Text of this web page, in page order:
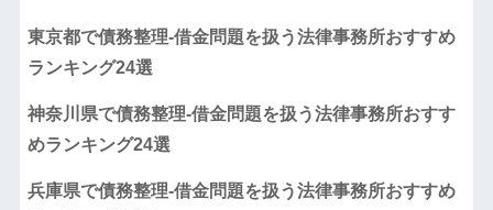
東京都で債務整理-借金問題を扱う法律事務所おすすめ
ランキング24選
神奈川県で債務整理-借金問題を扱う法律事務所おすす
めランキング24選
兵庫県で債務整理-借金問題を扱う法律事務所おすすめ